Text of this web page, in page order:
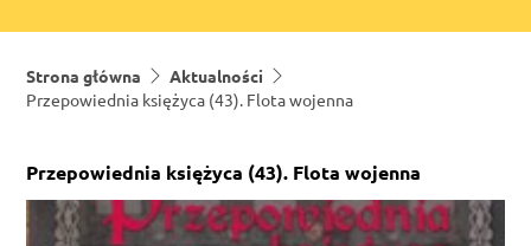
Strona główna
Aktualności
Przepowiednia księżyca (43). Flota wojenna
Przepowiednia księżyca (43). Flota wojenna